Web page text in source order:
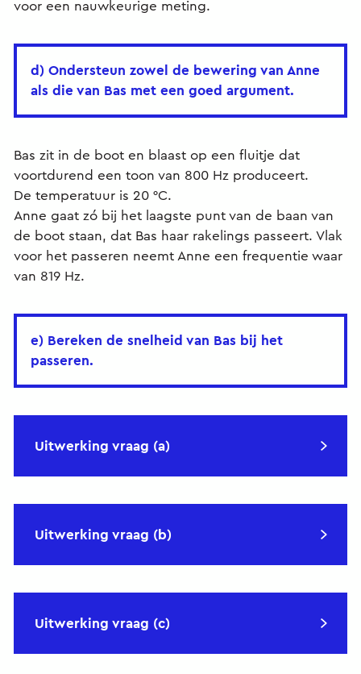
voor een nauwkeurige meting.
d) Ondersteun zowel de bewering van Anne
als die van Bas met een goed argument.
Bas zit in de boot en blaast op een fluitje dat
voortdurend een toon van 800 Hz produceert.
De temperatuur is 20 °C.
Anne gaat zó bij het laagste punt van de baan van
de boot staan, dat Bas haar rakelings passeert. Vlak
voor het passeren neemt Anne een frequentie waar
van 819 Hz.
e) Bereken de snelheid van Bas bij het
passeren.
Uitwerking vraag (a)
Uitwerking vraag (b)
Uitwerking vraag (c)